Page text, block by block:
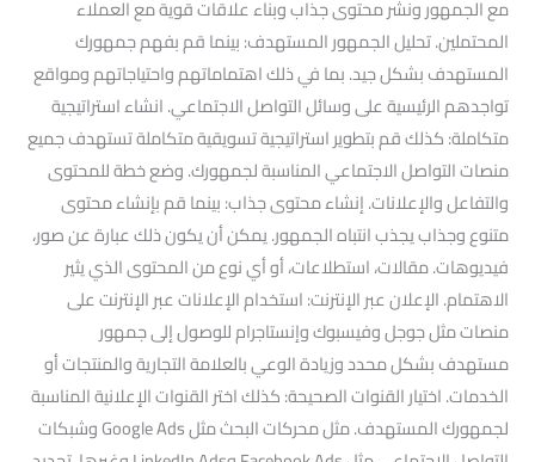
مع الجمهور ونشر محتوى جذاب وبناء علاقات قوية مع العملاء
المحتملين. تحليل الجمهور المستهدف: بينما قم بفهم جمهورك
المستهدف بشكل جيد. بما في ذلك اهتماماتهم واحتياجاتهم ومواقع
تواجدهم الرئيسية على وسائل التواصل الاجتماعي. انشاء استراتيجية
متكاملة: كذلك قم بتطوير استراتيجية تسويقية متكاملة تستهدف جميع
منصات التواصل الاجتماعي المناسبة لجمهورك. وضع خطة للمحتوى
والتفاعل والإعلانات. إنشاء محتوى جذاب: بينما قم بإنشاء محتوى
متنوع وجذاب يجذب انتباه الجمهور. يمكن أن يكون ذلك عبارة عن صور،
فيديوهات. مقالات، استطلاعات، أو أي نوع من المحتوى الذي يثير
الاهتمام. الإعلان عبر الإنترنت: استخدام الإعلانات عبر الإنترنت على
منصات مثل جوجل وفيسبوك وإنستاجرام للوصول إلى جمهور
مستهدف بشكل محدد وزيادة الوعي بالعلامة التجارية والمنتجات أو
الخدمات. اختيار القنوات الصحيحة: كذلك اختر القنوات الإعلانية المناسبة
لجمهورك المستهدف. مثل محركات البحث مثل Google Ads وشبكات